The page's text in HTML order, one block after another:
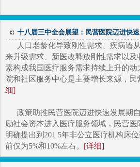
十八届三中全会展望：民营医院迈进快
人口老龄化导致刚性需求、疾病谱
来升级需求、新医改释放刚性需求以
素构成我国医疗服务需求持续上升的
院和社区服务中心是主要增长来源，
细]
政策助推民营医院迈进快速发展期
励社会资本进入医疗服务领域，民营
明确提出到201 5年非公立医疗机构床
前仅为5%和10%左右。 [详细]